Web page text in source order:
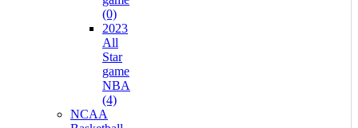
(0)
2023
All
Star
game
NBA
(4)
NCAA